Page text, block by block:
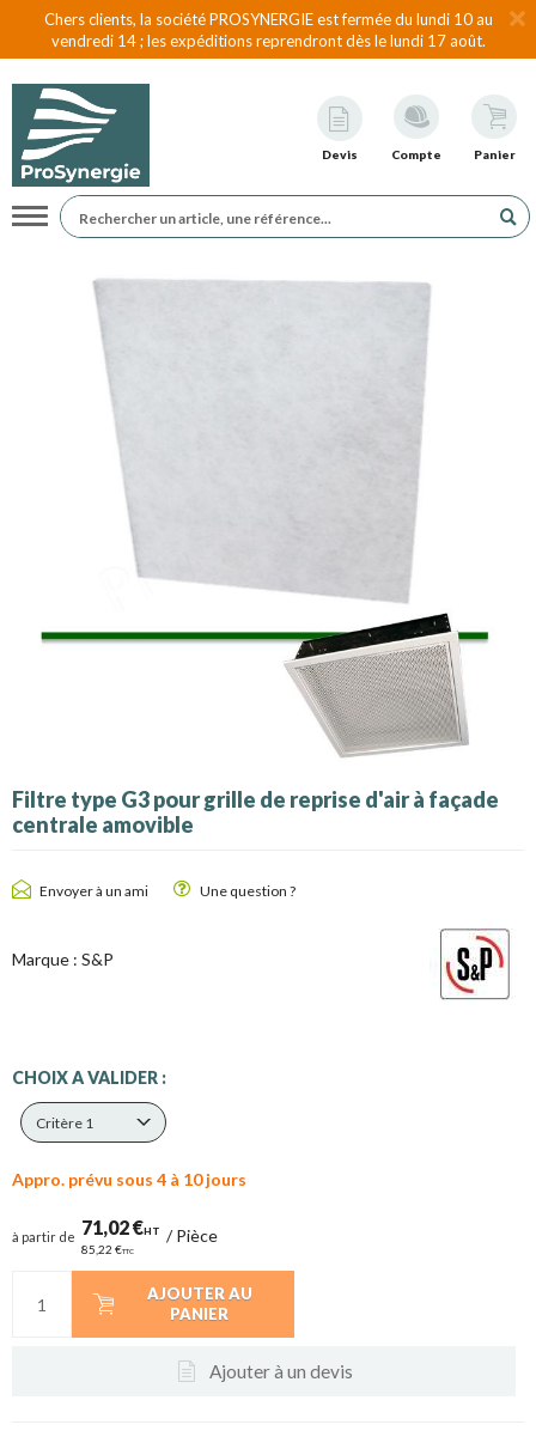
Chers clients, la société PROSYNERGIE est fermée du lundi 10 au
vendredi 14 ; les expéditions reprendront dès le lundi 17 août.
Devis Compte Panier
Navigation
Filtre type G3 pour grille de reprise d'air à façade
centrale amovible
Envoyer à un ami Une question ?
Marque : S&P
CHOIX A VALIDER :
Critère 1
Appro. prévu sous 4 à 10 jours
à partir de 71,02 €HT
85,22 €TTC
/Pièce
AJOUTER AU
PANIER
Ajouter à un devis